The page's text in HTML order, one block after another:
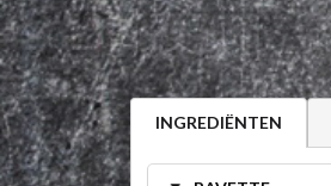
INGREDIËNTEN